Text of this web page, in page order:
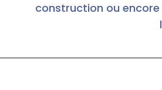
construction ou